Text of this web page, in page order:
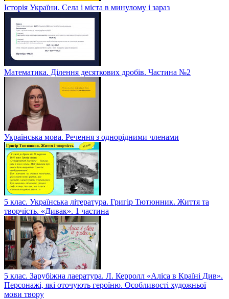
Історія України. Села і міста в минулому і зараз
Математика. Ділення десяткових дробів. Частина №2
Українська мова. Речення з однорідними членами
5 клас. Українська література. Григір Тютюнник. Життя та
творчість. «Дивак». 1 частина
5 клас. Зарубіжна лаература. Л. Керролл «Аліса в Країні Див».
Персонажі, які оточують героїню. Особливості художньої
мови твору